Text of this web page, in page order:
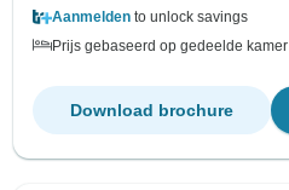
Aanmelden to unlock savings
Prijs gebaseerd op gedeelde kamer
Download brochure